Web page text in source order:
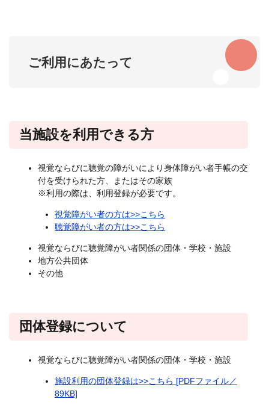
ご利用にあたって
当施設を利用できる方
視覚ならびに聴覚の障がいにより身体障がい者手帳の交
付を受けられた方、またはその家族
※利用の際は、利用登録が必要です。
視覚障がい者の方は>>こちら
聴覚障がい者の方は>>こちら
視覚ならびに聴覚障がい者関係の団体・学校・施設
地方公共団体
その他
団体登録について
視覚ならびに聴覚障がい者関係の団体・学校・施設
施設利用の団体登録は>>こちら [PDFファイル／
89KB]